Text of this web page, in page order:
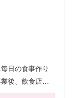
日の食事作り
後、飲食店で